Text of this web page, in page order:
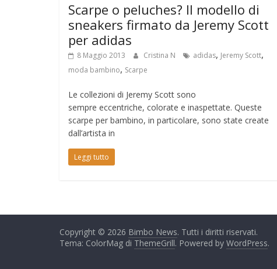
Scarpe o peluches? Il modello di
sneakers firmato da Jeremy Scott
per adidas
8 Maggio 2013 Cristina N adidas, Jeremy Scott,
moda bambino, Scarpe
Le collezioni di Jeremy Scott sono
sempre eccentriche, colorate e inaspettate. Queste
scarpe per bambino, in particolare, sono state create
dall’artista in
Leggi tutto
Copyright © 2026 Bimbo News. Tutti i diritti riservati.
Tema: ColorMag di ThemeGrill. Powered by WordPress.